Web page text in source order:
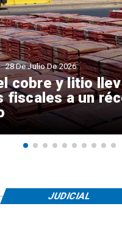
cobre y litio
fiscales a un
28 De Julio De 2026
JUDICIAL